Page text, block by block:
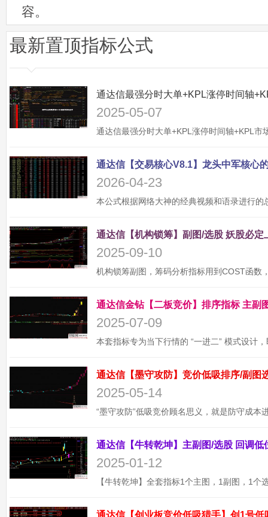
容。
最新置顶指标公式
2025-05-07
2026-04-23
2025-09-10
2025-07-09
2025-05-14
2025-01-12
通达信【创业板竞价低吸猎手】创1号